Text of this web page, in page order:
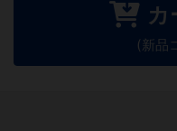
カ
(新品